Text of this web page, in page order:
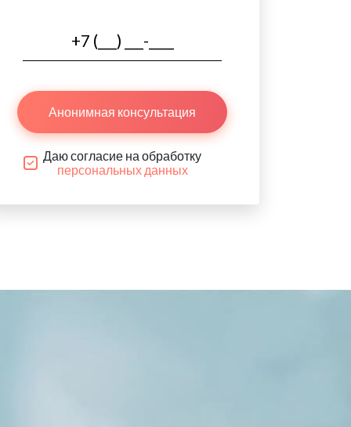
Анонимная консультация
Даю согласие на обработку
персональных данных